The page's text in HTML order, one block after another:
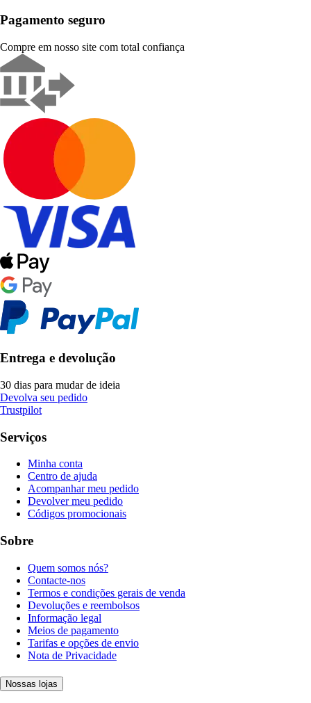
Pagamento seguro
Compre em nosso site com total confiança
Entrega e devolução
30 dias para mudar de ideia
Devolva seu pedido
Trustpilot
Serviços
Minha conta
Centro de ajuda
Acompanhar meu pedido
Devolver meu pedido
Códigos promocionais
Sobre
Quem somos nós?
Contacte-nos
Termos e condições gerais de venda
Devoluções e reembolsos
Informação legal
Meios de pagamento
Tarifas e opções de envio
Nota de Privacidade
Nossas lojas